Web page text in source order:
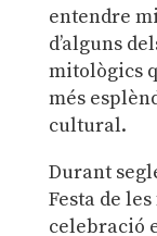
entendre
d’alguns
mitològics
més
cultural.
Durant
Festa de
celebració